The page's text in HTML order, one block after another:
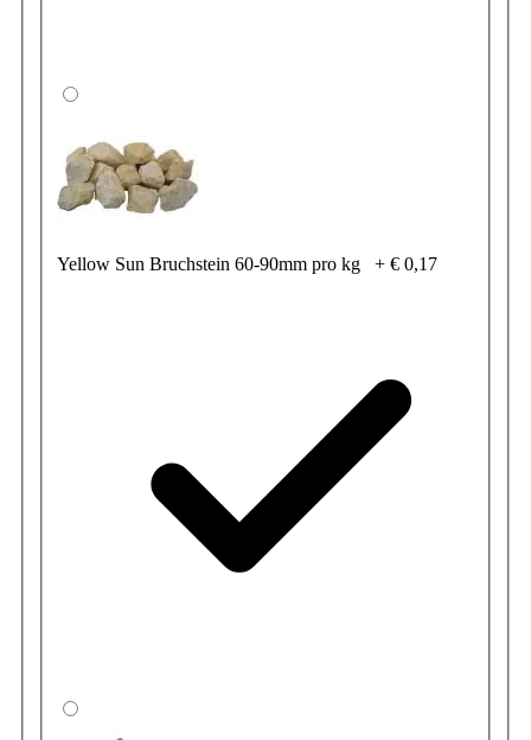
Yellow Sun Bruchstein 60-90mm pro kg + € 0,17